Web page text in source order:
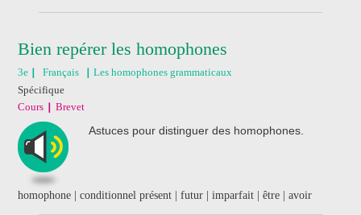
Bien repérer les homophones
3e Français
Les homophones grammaticaux
Spécifique
Cours
Brevet
Astuces pour distinguer des homophones.
homophone | conditionnel présent | futur | imparfait | être | avoir